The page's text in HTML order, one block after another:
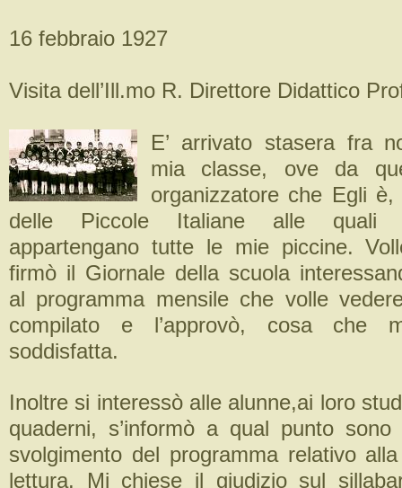
16 febbraio 1927
Visita dell’Ill.mo R. Direttore Didattico
E’ arrivato stasera fra
mia classe, ove da
organizzatore che Egli
delle Piccole Italiane alle quali
appartengano tutte le mie piccine.
firmò il Giornale della scuola
al programma mensile che volle
compilato e l’approvò, cosa che
soddisfatta.
Inoltre si interessò alle alunne,ai loro
quaderni, s’informò a qual punto
svolgimento del programma relativo
lettura. Mi chiese il giudizio sul